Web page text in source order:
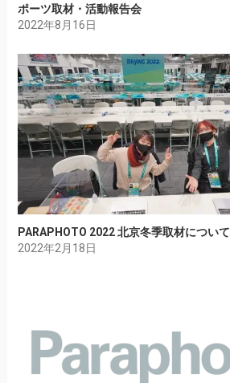
ポーツ取材・活動報告会
2022年8月16日
PARAPHOTO 2022 北京冬季取材について
2022年2月18日